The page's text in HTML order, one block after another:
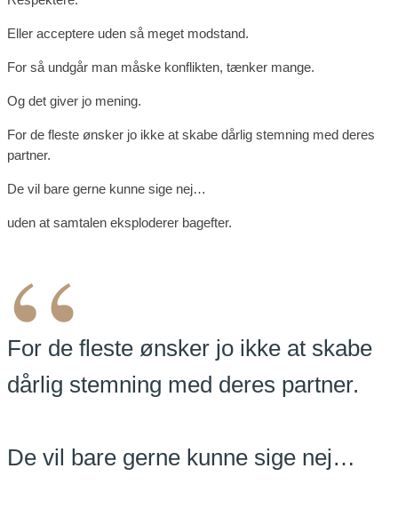
Eller acceptere uden så meget modstand.
For så undgår man måske konflikten, tænker mange.
Og det giver jo mening.
For de fleste ønsker jo ikke at skabe dårlig stemning med deres
partner.
De vil bare gerne kunne sige nej…
uden at samtalen eksploderer bagefter.
“
For de fleste ønsker jo ikke at skabe
dårlig stemning med deres partner.
De vil bare gerne kunne sige nej…